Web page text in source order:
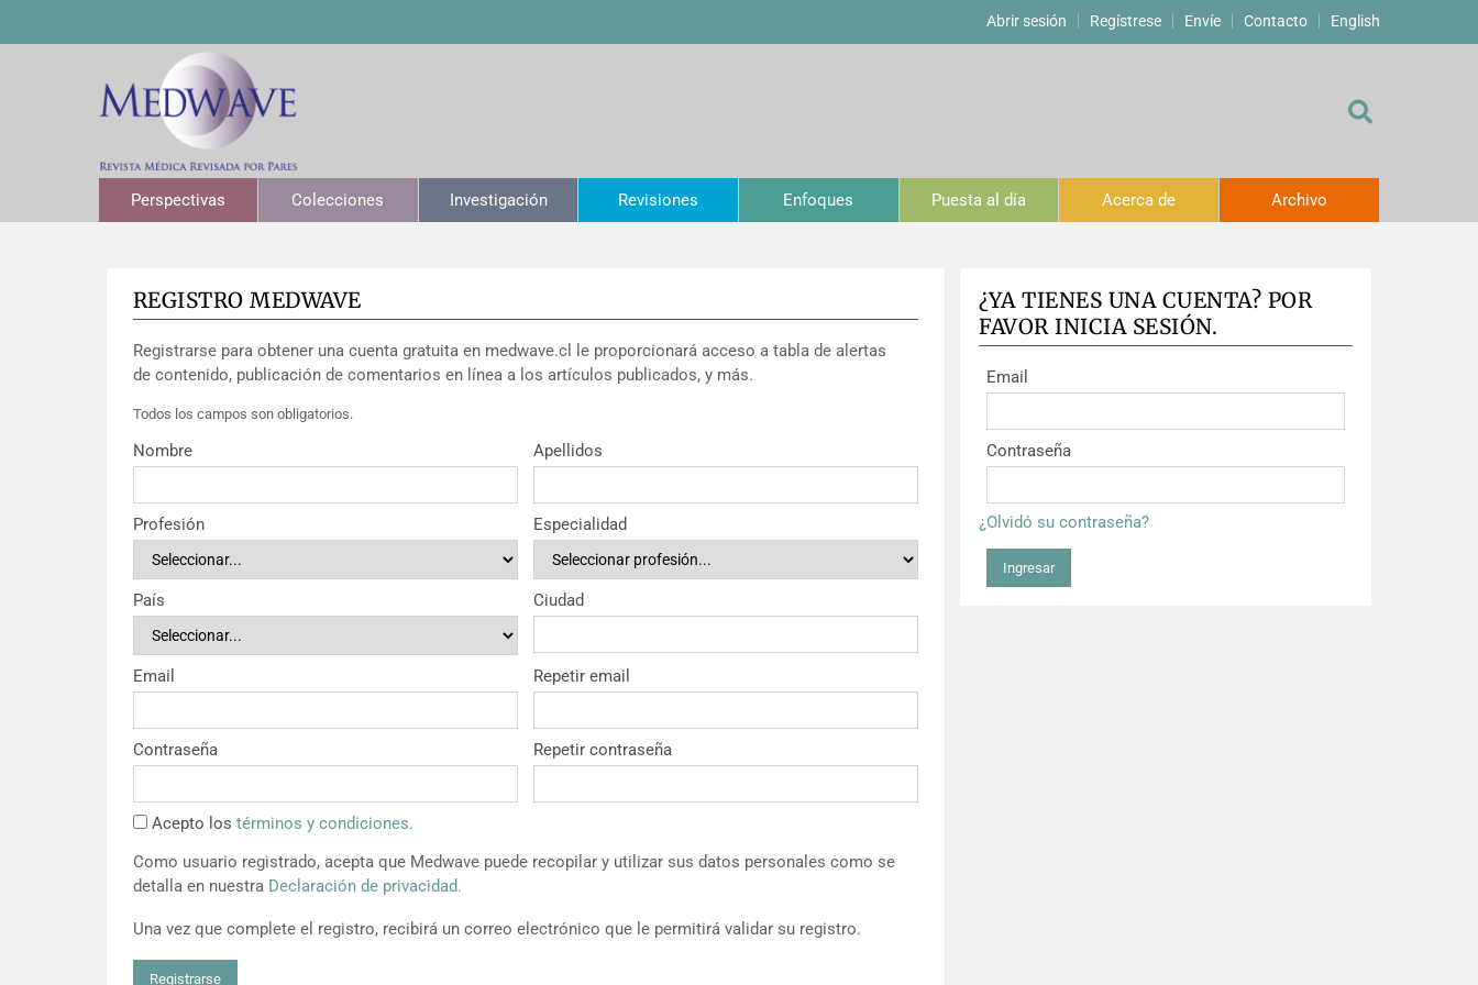
Abrir sesión Regístrese Envíe Contacto English
Perspectivas Colecciones Investigación Revisiones Enfoques Puesta al día Acerca de Archivo
REGISTRO MEDWAVE
Registrarse para obtener una cuenta gratuita en medwave.cl le proporcionará acceso a tabla de alertas
de contenido, publicación de comentarios en línea a los artículos publicados, y más.
Todos los campos son obligatorios.
Nombre Apellidos
Profesión Especialidad
País Ciudad
Email Repetir email
Contraseña Repetir contraseña
Acepto los términos y condiciones.
Como usuario registrado, acepta que Medwave puede recopilar y utilizar sus datos personales como se
detalla en nuestra Declaración de privacidad.
Una vez que complete el registro, recibirá un correo electrónico que le permitirá validar su registro.
Registrarse
¿YA TIENES UNA CUENTA? POR
FAVOR INICIA SESIÓN.
Email
Contraseña
¿Olvidó su contraseña?
Ingresar